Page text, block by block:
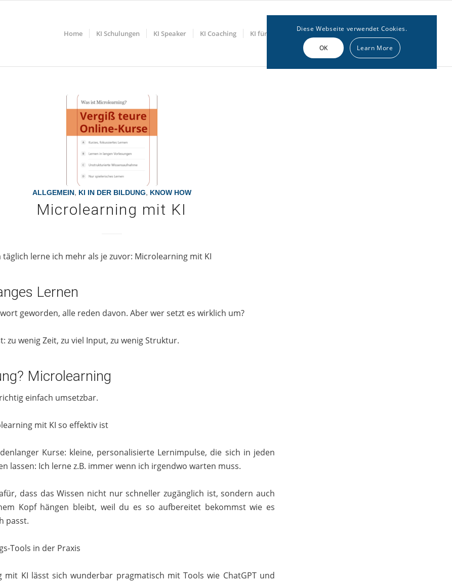
Home KI Schulungen KI Speaker KI Coaching KI für Marketing Get in touch News
ALLGEMEIN, KI IN DER BILDUNG, KNOW HOW
Microlearning mit KI
täglich lerne ich mehr als je zuvor: Microlearning mit KI
Lernen
geworden, alle reden davon. Aber wer setzt es wirklich um?
zu wenig Zeit, zu viel Input, zu wenig Struktur.
Microlearning
einfach umsetzbar.
mit KI so effektiv ist
Kurse: kleine, personalisierte Lernimpulse, die sich in jeden
lassen: Ich lerne z.B. immer wenn ich irgendwo warten muss.
dass das Wissen nicht nur schneller zugänglich ist, sondern auch
Kopf hängen bleibt, weil du es so aufbereitet bekommst wie es
passt.
Tools in der Praxis
mit KI lässt sich wunderbar pragmatisch mit Tools wie ChatGPT und
Diese Webseite verwendet Cookies.
OK Learn More